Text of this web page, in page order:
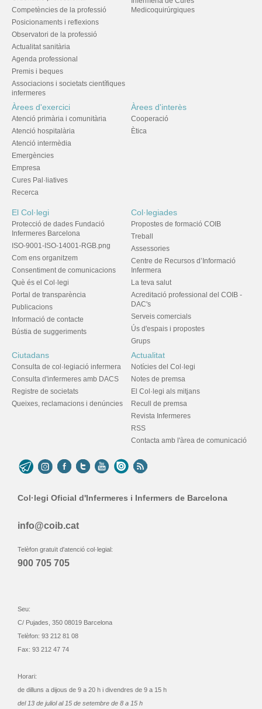
Competències de la professió
Posicionaments i reflexions
Observatori de la professió
Actualitat sanitària
Agenda professional
Premis i beques
Associacions i societats científiques
infermeres
Medicoquirúrgiques
Àrees d'exercici
Atenció primària i comunitària
Atenció hospitalària
Atenció intermèdia
Emergències
Empresa
Cures Pal·liatives
Recerca
Àrees d'interès
Cooperació
Ètica
El Col·legi
Protecció de dades Fundació
Infermeres Barcelona
ISO-9001-ISO-14001-RGB.png
Com ens organitzem
Consentiment de comunicacions
Què és el Col·legi
Portal de transparència
Publicacions
Informació de contacte
Bústia de suggeriments
Col·legiades
Propostes de formació COIB
Treball
Assessories
Centre de Recursos d’Informació
Infermera
La teva salut
Acreditació professional del COIB -
DAC's
Serveis comercials
Ús d'espais i propostes
Grups
Ciutadans
Consulta de col·legiació infermera
Consulta d'infermeres amb DACS
Registre de societats
Queixes, reclamacions i denúncies
Actualitat
Notícies del Col·legi
Notes de premsa
El Col·legi als mitjans
Recull de premsa
Revista Infermeres
RSS
Contacta amb l'àrea de comunicació
Col·legi Oficial d'Infermeres i Infermers de Barcelona
info@coib.cat
Telèfon gratuït d'atenció col·legial:
900 705 705
Seu:
C/ Pujades, 350 08019 Barcelona
Telèfon: 93 212 81 08
Fax: 93 212 47 74
Horari:
de dilluns a dijous de 9 a 20 h i divendres de 9 a 15 h
del 13 de juliol al 15 de setembre de 8 a 15 h